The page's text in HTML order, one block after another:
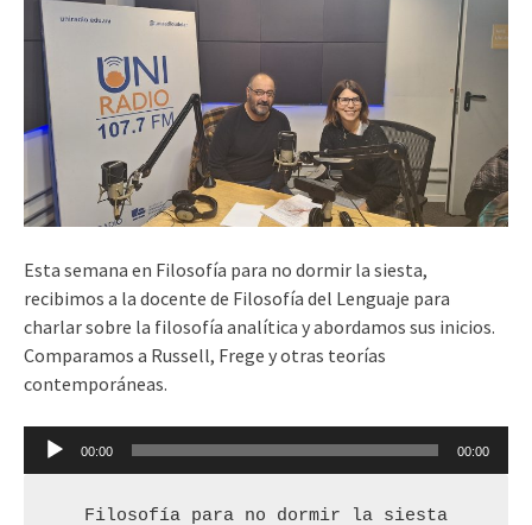
Esta semana en Filosofía para no dormir la siesta,
recibimos a la docente de Filosofía del Lenguaje para
charlar sobre la filosofía analítica y abordamos sus inicios.
Comparamos a Russell, Frege y otras teorías
contemporáneas.
Reproductor
00:00 00:00
Filosofía para no dormir la siesta